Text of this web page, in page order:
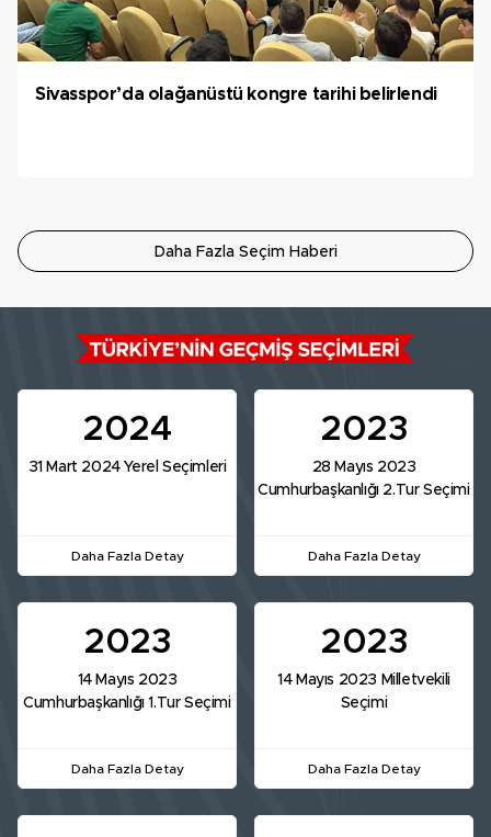
Sivasspor’da olağanüstü kongre tarihi belirlendi
Daha Fazla Seçim Haberi
2024
31 Mart 2024 Yerel Seçimleri
Daha Fazla Detay
2023
28 Mayıs 2023
Cumhurbaşkanlığı 2.Tur Seçimi
Daha Fazla Detay
2023
14 Mayıs 2023
Cumhurbaşkanlığı 1.Tur Seçimi
Daha Fazla Detay
2023
14 Mayıs 2023 Milletvekili
Seçimi
Daha Fazla Detay